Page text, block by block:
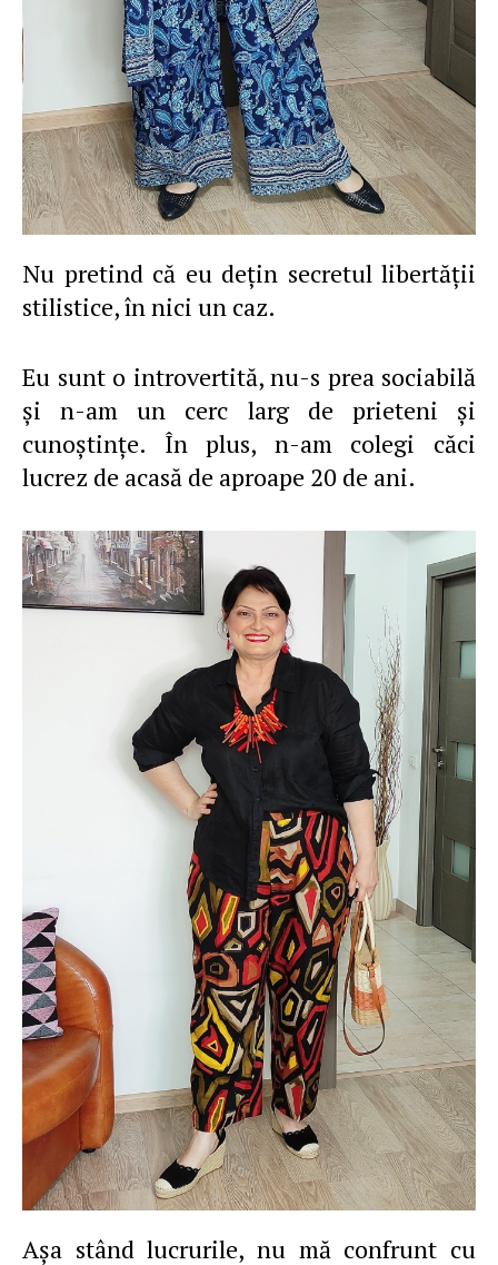
Nu pretind că eu deţin secretul libertăţii
stilistice, în nici un caz.
Eu sunt o introvertită, nu-s prea sociabilă
şi n-am un cerc larg de prieteni şi
cunoştinţe. În plus, n-am colegi căci
lucrez de acasă de aproape 20 de ani.
Aşa stând lucrurile, nu mă confrunt cu